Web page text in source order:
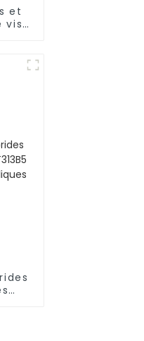
et
vis